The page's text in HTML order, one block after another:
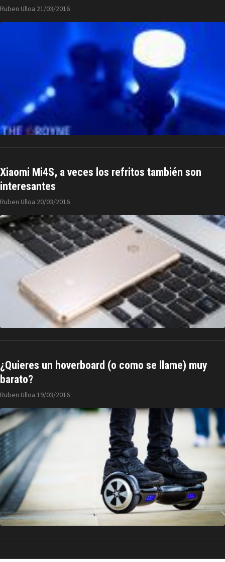
Ruben Ulloa 21/03/2016
Xiaomi Mi4S, a veces los refritos también son
interesantes
Ruben Ulloa 20/03/2016
¿Quieres un hoverboard (o como se llame) muy
barato?
Ruben Ulloa 19/03/2016